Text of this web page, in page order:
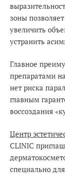
зоны
увеличить
устранить
Главное
препаратами
нет риска
главным
воссоздания
Центр
CLINIC
специально